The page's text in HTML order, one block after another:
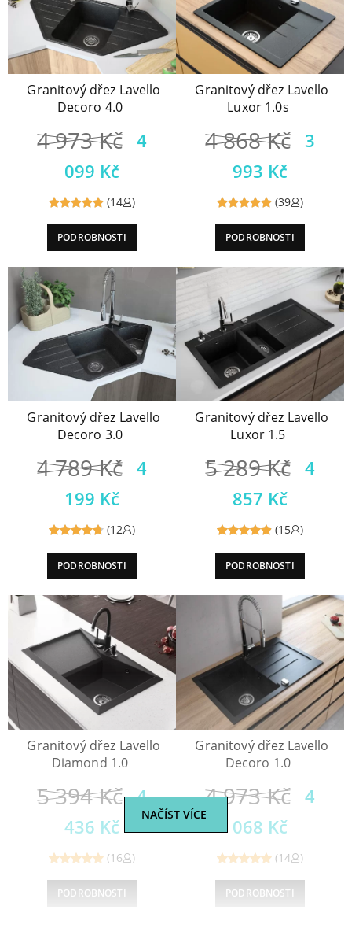
Granitový dřez Lavello
Decoro 4.0
4 973Kč
4
099 Kč
out of
(14 )
PODROBNOSTI
Granitový dřez Lavello
Luxor 1.0s
4 868Kč
3
993 Kč
out of
(39 )
PODROBNOSTI
Granitový dřez Lavello
Decoro 3.0
4 789Kč
4
199 Kč
4.83out
(12 )
PODROBNOSTI
Granitový dřez Lavello
Luxor 1.5
5 289Kč
4
857 Kč
4.93out
(15 )
PODROBNOSTI
Granitový dřez Lavello
Diamond 1.0
5 394Kč
4
436 Kč
out of
(16 )
PODROBNOSTI
Granitový dřez Lavello
Decoro 1.0
4 973Kč
4
068 Kč
out of
(14 )
PODROBNOSTI
NAČÍST VÍCE